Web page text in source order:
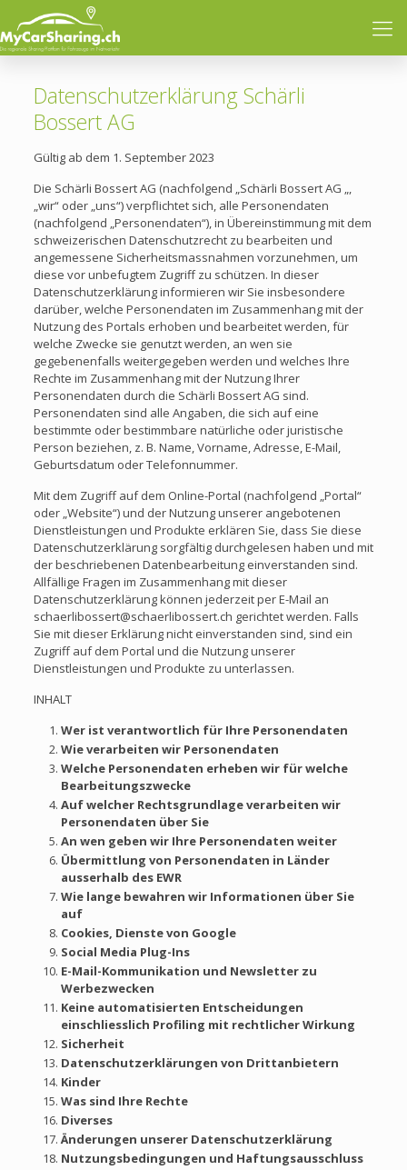
Datenschutzerklärung Schärli
Bossert AG
Gültig ab dem 1. September 2023
Die Schärli Bossert AG (nachfolgend „Schärli Bossert AG „,
„wir“ oder „uns“) verpflichtet sich, alle Personendaten
(nachfolgend „Personendaten“), in Übereinstimmung mit dem
schweizerischen Datenschutzrecht zu bearbeiten und
angemessene Sicherheitsmassnahmen vorzunehmen, um
diese vor unbefugtem Zugriff zu schützen. In dieser
Datenschutzerklärung informieren wir Sie insbesondere
darüber, welche Personendaten im Zusammenhang mit der
Nutzung des Portals erhoben und bearbeitet werden, für
welche Zwecke sie genutzt werden, an wen sie
gegebenenfalls weitergegeben werden und welches Ihre
Rechte im Zusammenhang mit der Nutzung Ihrer
Personendaten durch die Schärli Bossert AG sind.
Personendaten sind alle Angaben, die sich auf eine
bestimmte oder bestimmbare natürliche oder juristische
Person beziehen, z. B. Name, Vorname, Adresse, E-Mail,
Geburtsdatum oder Telefonnummer.
Mit dem Zugriff auf dem Online-Portal (nachfolgend „Portal“
oder „Website“) und der Nutzung unserer angebotenen
Dienstleistungen und Produkte erklären Sie, dass Sie diese
Datenschutzerklärung sorgfältig durchgelesen haben und mit
der beschriebenen Datenbearbeitung einverstanden sind.
Allfällige Fragen im Zusammenhang mit dieser
Datenschutzerklärung können jederzeit per E-Mail an
schaerlibossert@schaerlibossert.ch gerichtet werden. Falls
Sie mit dieser Erklärung nicht einverstanden sind, sind ein
Zugriff auf dem Portal und die Nutzung unserer
Dienstleistungen und Produkte zu unterlassen.
INHALT
Wer ist verantwortlich für Ihre Personendaten
Wie verarbeiten wir Personendaten
Welche Personendaten erheben wir für welche
Bearbeitungszwecke
Auf welcher Rechtsgrundlage verarbeiten wir
Personendaten über Sie
An wen geben wir Ihre Personendaten weiter
Übermittlung von Personendaten in Länder
ausserhalb des EWR
Wie lange bewahren wir Informationen über Sie
auf
Cookies, Dienste von Google
Social Media Plug-Ins
E-Mail-Kommunikation und Newsletter zu
Werbezwecken
Keine automatisierten Entscheidungen
einschliesslich Profiling mit rechtlicher Wirkung
Sicherheit
Datenschutzerklärungen von Drittanbietern
Kinder
Was sind Ihre Rechte
Diverses
Änderungen unserer Datenschutzerklärung
Nutzungsbedingungen und Haftungsausschluss